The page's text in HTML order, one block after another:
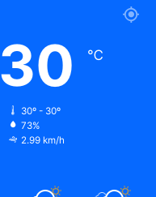
30 ℃
30º - 30º
73%
2.99 km/h